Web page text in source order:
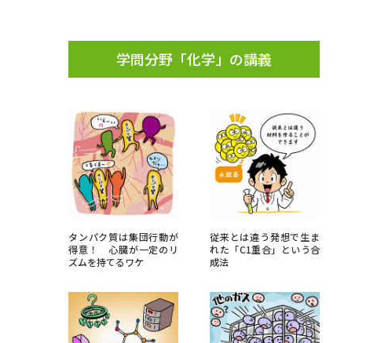
学問の教科書 夢ナビライブ
このサイトについて
受付内容・発送状況の確認 テレメール
お支払いサイト
お問合せ先 テレメール進学カタログ訂正のご案内
学問分野「化学」の講義
タンパク質は集団行動が
得意！ 心臓が一定のリ
ズムを持てるワケ
従来とは違う発想で生ま
れた「C1重合」という合
成法